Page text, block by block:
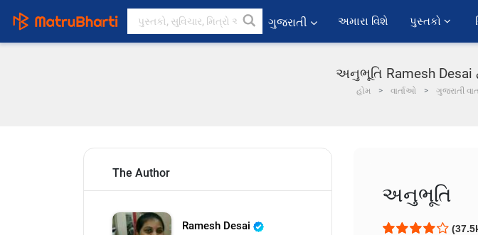
ગુજરાતી અમારા વિશે પુસ્તકો
અનુભૂતિ Ramesh Desai
હોમ વાર્તાઓ ગુજરાતી
The Author
Ramesh Desai
અનુભૂતિ